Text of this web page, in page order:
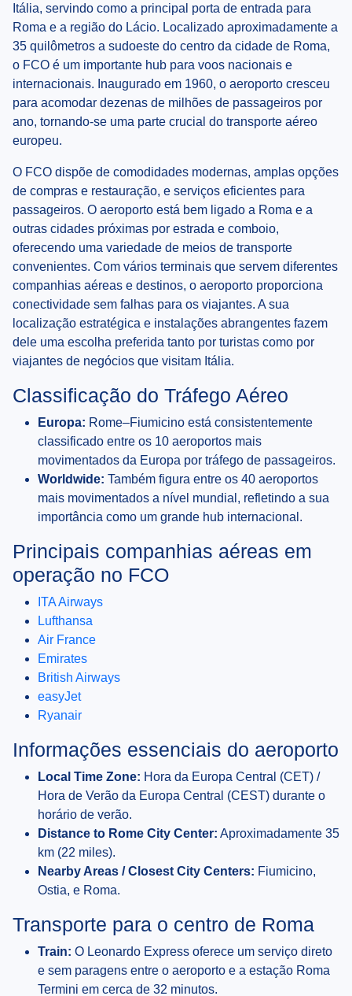
Itália, servindo como a principal porta de entrada para
Roma e a região do Lácio. Localizado aproximadamente a
35 quilômetros a sudoeste do centro da cidade de Roma,
o FCO é um importante hub para voos nacionais e
internacionais. Inaugurado em 1960, o aeroporto cresceu
para acomodar dezenas de milhões de passageiros por
ano, tornando-se uma parte crucial do transporte aéreo
europeu.
O FCO dispõe de comodidades modernas, amplas opções
de compras e restauração, e serviços eficientes para
passageiros. O aeroporto está bem ligado a Roma e a
outras cidades próximas por estrada e comboio,
oferecendo uma variedade de meios de transporte
convenientes. Com vários terminais que servem diferentes
companhias aéreas e destinos, o aeroporto proporciona
conectividade sem falhas para os viajantes. A sua
localização estratégica e instalações abrangentes fazem
dele uma escolha preferida tanto por turistas como por
viajantes de negócios que visitam Itália.
Classificação do Tráfego Aéreo
Europa: Rome–Fiumicino está consistentemente
classificado entre os 10 aeroportos mais
movimentados da Europa por tráfego de passageiros.
Worldwide: Também figura entre os 40 aeroportos
mais movimentados a nível mundial, refletindo a sua
importância como um grande hub internacional.
Principais companhias aéreas em
operação no FCO
ITA Airways
Lufthansa
Air France
Emirates
British Airways
easyJet
Ryanair
Informações essenciais do aeroporto
Local Time Zone: Hora da Europa Central (CET) /
Hora de Verão da Europa Central (CEST) durante o
horário de verão.
Distance to Rome City Center: Aproximadamente 35
km (22 miles).
Nearby Areas / Closest City Centers: Fiumicino,
Ostia, e Roma.
Transporte para o centro de Roma
Train: O Leonardo Express oferece um serviço direto
e sem paragens entre o aeroporto e a estação Roma
Termini em cerca de 32 minutos.